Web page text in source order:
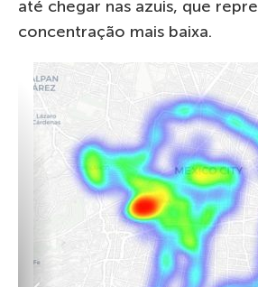
até chegar nas azuis, que
concentração mais baixa.